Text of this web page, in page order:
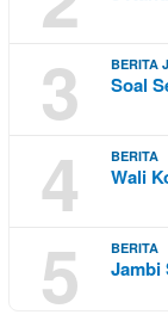
3 BERITA
Soal
4 BERITA
Wali
5 BERITA
Jambi